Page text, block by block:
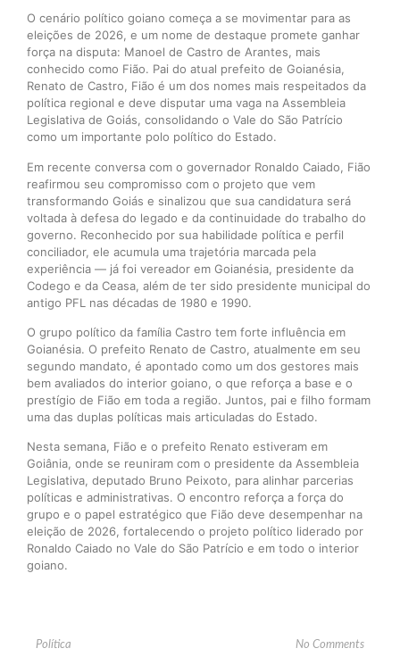
O cenário político goiano começa a se movimentar para as
eleições de 2026, e um nome de destaque promete ganhar
força na disputa: Manoel de Castro de Arantes, mais
conhecido como Fião. Pai do atual prefeito de Goianésia,
Renato de Castro, Fião é um dos nomes mais respeitados da
política regional e deve disputar uma vaga na Assembleia
Legislativa de Goiás, consolidando o Vale do São Patrício
como um importante polo político do Estado.
Em recente conversa com o governador Ronaldo Caiado, Fião
reafirmou seu compromisso com o projeto que vem
transformando Goiás e sinalizou que sua candidatura será
voltada à defesa do legado e da continuidade do trabalho do
governo. Reconhecido por sua habilidade política e perfil
conciliador, ele acumula uma trajetória marcada pela
experiência — já foi vereador em Goianésia, presidente da
Codego e da Ceasa, além de ter sido presidente municipal do
antigo PFL nas décadas de 1980 e 1990.
O grupo político da família Castro tem forte influência em
Goianésia. O prefeito Renato de Castro, atualmente em seu
segundo mandato, é apontado como um dos gestores mais
bem avaliados do interior goiano, o que reforça a base e o
prestígio de Fião em toda a região. Juntos, pai e filho formam
uma das duplas políticas mais articuladas do Estado.
Nesta semana, Fião e o prefeito Renato estiveram em
Goiânia, onde se reuniram com o presidente da Assembleia
Legislativa, deputado Bruno Peixoto, para alinhar parcerias
políticas e administrativas. O encontro reforça a força do
grupo e o papel estratégico que Fião deve desempenhar na
eleição de 2026, fortalecendo o projeto político liderado por
Ronaldo Caiado no Vale do São Patrício e em todo o interior
goiano.
Política No Comments